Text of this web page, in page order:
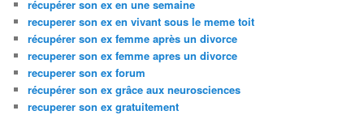
récupérer son ex en une semaine
recuperer son ex en vivant sous le meme toit
récupérer son ex femme après un divorce
recuperer son ex femme apres un divorce
recuperer son ex forum
récupérer son ex grâce aux neurosciences
recuperer son ex gratuitement